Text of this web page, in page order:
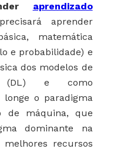
aprendizado
aprender
matemática
e probabilidade) e
dos modelos de
(DL) e como
o paradigma
de máquina, que
dominante na
recursos